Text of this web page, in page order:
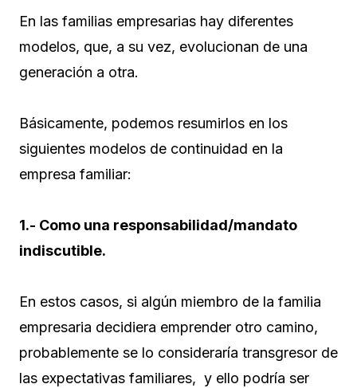
En las familias empresarias hay diferentes
modelos, que, a su vez, evolucionan de una
generación a otra.
Básicamente, podemos resumirlos en los
siguientes modelos de continuidad en la
empresa familiar:
1.- Como una responsabilidad/mandato
indiscutible.
En estos casos, si algún miembro de la familia
empresaria decidiera emprender otro camino,
probablemente se lo consideraría transgresor de
las expectativas familiares, y ello podría ser